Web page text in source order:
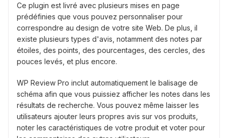
Ce plugin est livré avec plusieurs mises en page
prédéfinies que vous pouvez personnaliser pour
correspondre au design de votre site Web. De plus, il
existe plusieurs types d'avis, notamment des notes par
étoiles, des points, des pourcentages, des cercles, des
pouces levés, et plus encore.
WP Review Pro inclut automatiquement le balisage de
schéma afin que vous puissiez afficher les notes dans les
résultats de recherche. Vous pouvez même laisser les
utilisateurs ajouter leurs propres avis sur vos produits,
noter les caractéristiques de votre produit et voter pour